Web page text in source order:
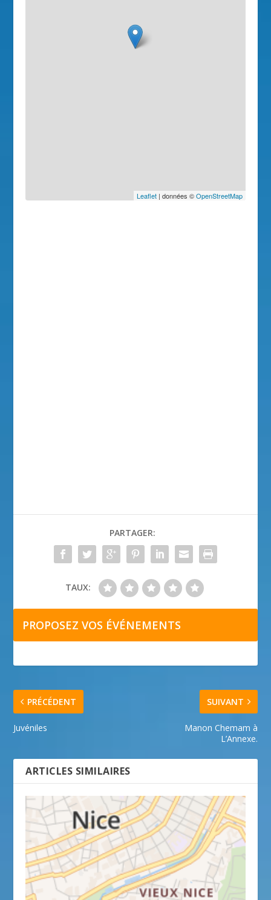
Leaflet| données ©OpenStreetMap
PARTAGER:
TAUX:
PROPOSEZ VOS ÉVÉNEMENTS
PRÉCÉDENT
Juvéniles
SUIVANT
Manon Chemam à
L’Annexe.
ARTICLES SIMILAIRES